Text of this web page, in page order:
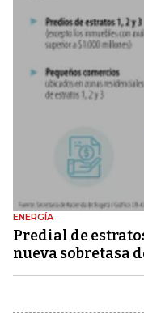
ENERGÍA
Predial de
nueva sobretasa